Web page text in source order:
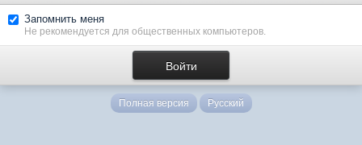
Запомнить меня
Не рекомендуется для общественных компьютеров.
Полная версия Русский